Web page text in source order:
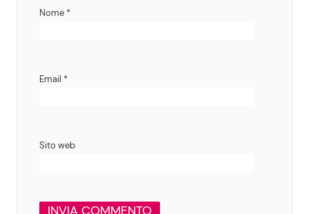
Nome *
Email *
Sito web